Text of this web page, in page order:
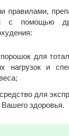
правилами,
с помощью
порошок для
нагрузок и
средство для
здоровья.